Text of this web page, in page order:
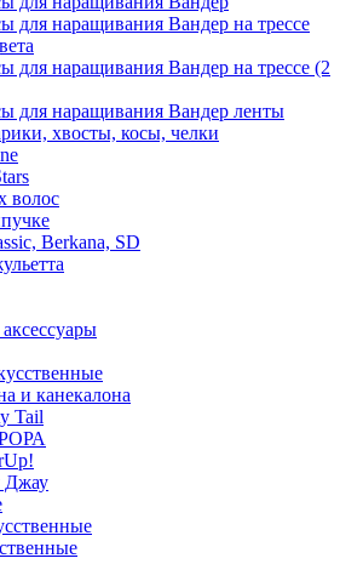
для наращивания Вандер на трессе
для наращивания Вандер на трессе (2
для наращивания Вандер ленты
хвосты, косы, челки
волос
Berkana, SD
и канекалона
Tail
Джау